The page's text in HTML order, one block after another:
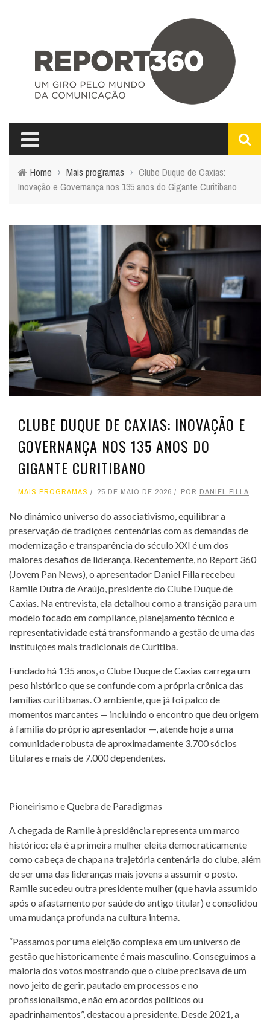
Home › Mais programas › Clube Duque de Caxias:
Inovação e Governança nos 135 anos do Gigante Curitibano
CLUBE DUQUE DE CAXIAS: INOVAÇÃO E
GOVERNANÇA NOS 135 ANOS DO
GIGANTE CURITIBANO
MAIS PROGRAMAS 25 DE MAIO DE 2026 POR DANIEL FILLA
No dinâmico universo do associativismo, equilibrar a
preservação de tradições centenárias com as demandas de
modernização e transparência do século XXI é um dos
maiores desafios de liderança. Recentemente, no Report 360
(Jovem Pan News), o apresentador Daniel Filla recebeu
Ramile Dutra de Araújo, presidente do Clube Duque de
Caxias. Na entrevista, ela detalhou como a transição para um
modelo focado em compliance, planejamento técnico e
representatividade está transformando a gestão de uma das
instituições mais tradicionais de Curitiba.
Fundado há 135 anos, o Clube Duque de Caxias carrega um
peso histórico que se confunde com a própria crônica das
famílias curitibanas. O ambiente, que já foi palco de
momentos marcantes — incluindo o encontro que deu origem
à família do próprio apresentador —, atende hoje a uma
comunidade robusta de aproximadamente 3.700 sócios
titulares e mais de 7.000 dependentes.
Pioneirismo e Quebra de Paradigmas
A chegada de Ramile à presidência representa um marco
histórico: ela é a primeira mulher eleita democraticamente
como cabeça de chapa na trajetória centenária do clube, além
de ser uma das lideranças mais jovens a assumir o posto.
Ramile sucedeu outra presidente mulher (que havia assumido
após o afastamento por saúde do antigo titular) e consolidou
uma mudança profunda na cultura interna.
“Passamos por uma eleição complexa em um universo de
gestão que historicamente é mais masculino. Conseguimos a
maioria dos votos mostrando que o clube precisava de um
novo jeito de gerir, pautado em processos e no
profissionalismo, e não em acordos políticos ou
apadrinhamentos”, destacou a presidente. Desde 2021, a